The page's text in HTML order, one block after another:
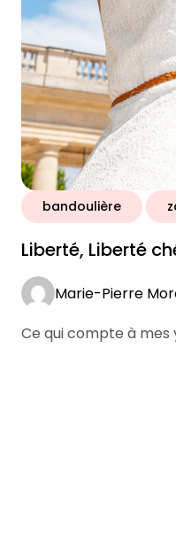
bandoulière
Liberté, Liberté
Marie-Pierre
Ce qui compte à mes